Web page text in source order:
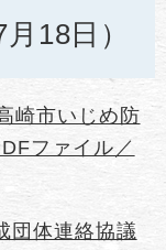
18日）
崎市いじめ防
ファイル／
団体連絡協議